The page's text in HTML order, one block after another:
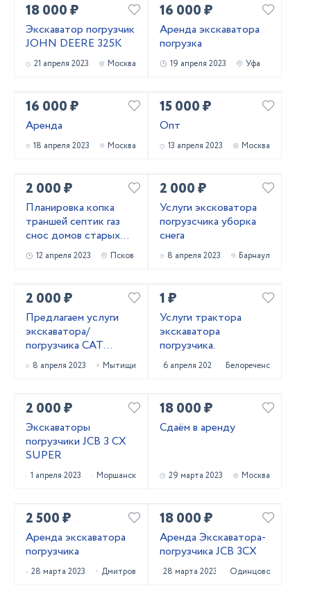
18 000 ₽
Экскаватор погрузчик
JOHN DEERE 325К
21 апреля 2023 Москва
16 000 ₽
Аренда экскаватора
погрузка
19 апреля 2023 Уфа
16 000 ₽
Аренда
18 апреля 2023 Москва
15 000 ₽
Опт
13 апреля 2023 Москва
2 000 ₽
Планировка копка
траншей септик газ
снос домов старых
зданий
12 апреля 2023 Псков
2 000 ₽
Услуги эксковатора
погрузсчика уборка
снега
8 апреля 2023 Барнаул
2 000 ₽
​Предлагаем услуги
экскаватора/
погрузчика CAT
Трактора в отличном
состоянии
8 апреля 2023 Мытищи
1 ₽
Услуги трактора
экскаватора
погрузчика.
6 апреля 2023 Белореченск
2 000 ₽
Экскаваторы
погрузчики JCB 3 CX
SUPER
1 апреля 2023 Моршанск
18 000 ₽
Сдаём в аренду
29 марта 2023 Москва
2 500 ₽
Аренда экскаватора
погрузчика
28 марта 2023 Дмитров
18 000 ₽
Аренда Экскаватора-
погрузчика JCB 3CX
28 марта 2023 Одинцово